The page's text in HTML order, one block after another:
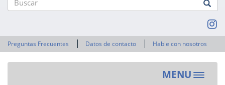
Preguntas Frecuentes Datos de contacto Hable con nosotros
MENU
Toggle